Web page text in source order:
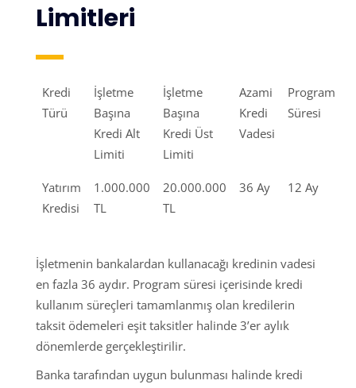
Limitleri
Kredi
Türü
İşletme
Başına
Kredi Alt
Limiti
İşletme
Başına
Kredi Üst
Limiti
Azami
Kredi
Vadesi
Program
Süresi
Yatırım
Kredisi
1.000.000
TL
20.000.000
TL
36 Ay 12 Ay
İşletmenin bankalardan kullanacağı kredinin vadesi
en fazla 36 aydır. Program süresi içerisinde kredi
kullanım süreçleri tamamlanmış olan kredilerin
taksit ödemeleri eşit taksitler halinde 3’er aylık
dönemlerde gerçekleştirilir.
Banka tarafından uygun bulunması halinde kredi